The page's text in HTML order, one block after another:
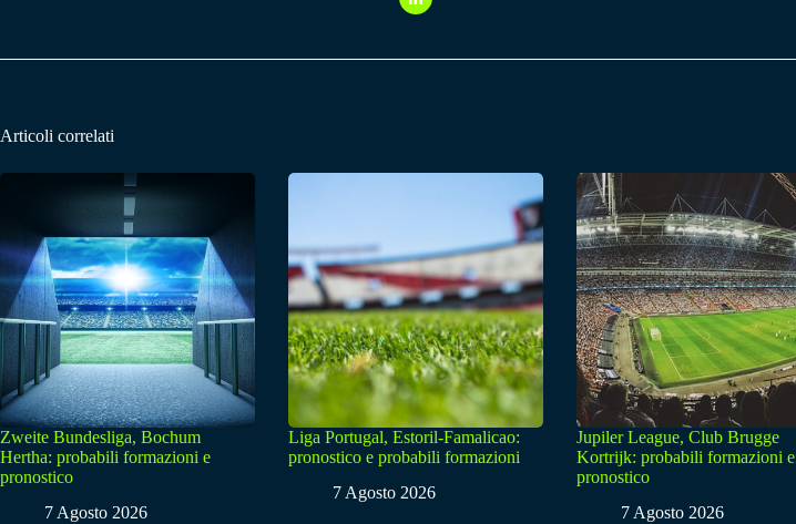
Articoli correlati
Zweite Bundesliga, Bochum
Hertha: probabili formazioni e
pronostico
7 Agosto 2026
Liga Portugal, Estoril-Famalicao:
pronostico e probabili formazioni
7 Agosto 2026
Jupiler League, Club Brugge
Kortrijk: probabili formazioni e
pronostico
7 Agosto 2026